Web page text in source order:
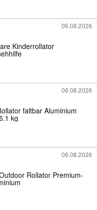
06.08.2026
Kinderrollator
06.08.2026
faltbar Aluminium
kg
06.08.2026
Rollator Premium-